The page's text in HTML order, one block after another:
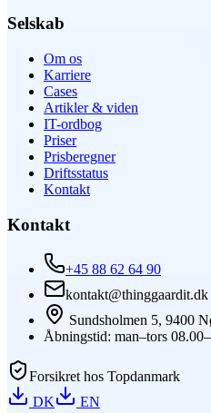
Selskab
Om os
Karriere
Cases
Artikler & viden
IT-ordbog
Priser
Prisberegner
Driftsstatus
Kontakt
Kontakt
+45 88 62 64 90
kontakt@thinggaardit.dk
Sundsholmen 5, 9400
Åbningstid: man–tors
Forsikret hos Topdanmark
DK
EN